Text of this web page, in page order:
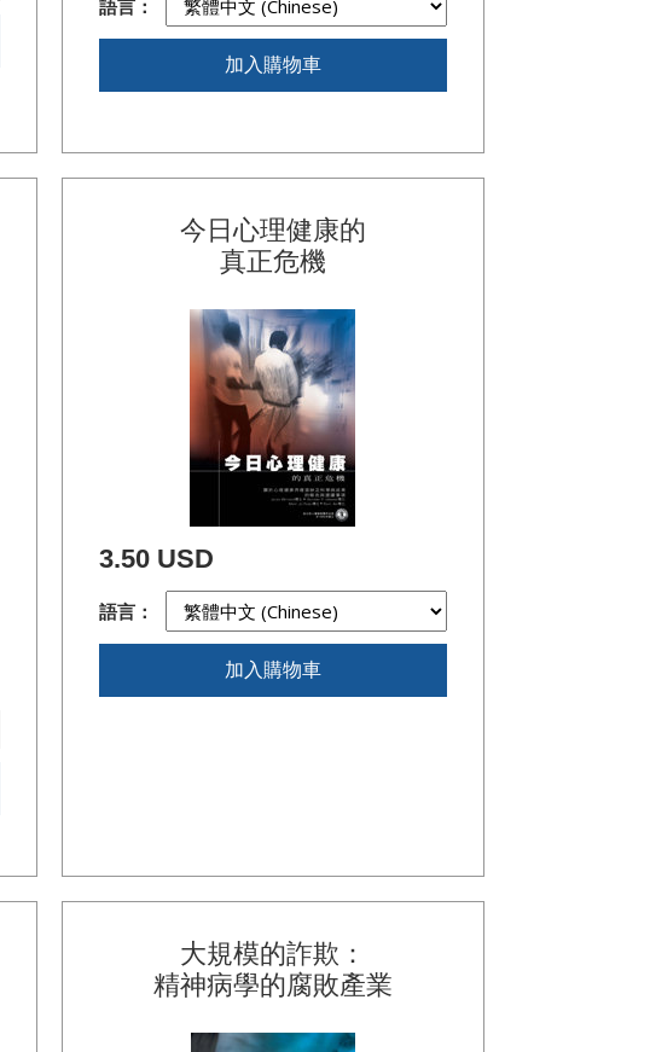
語言：
加入購物車
今日心理健康的
真正危機
3.50 USD
語言：
加入購物車
大規模的詐欺：
精神病學的腐敗產業